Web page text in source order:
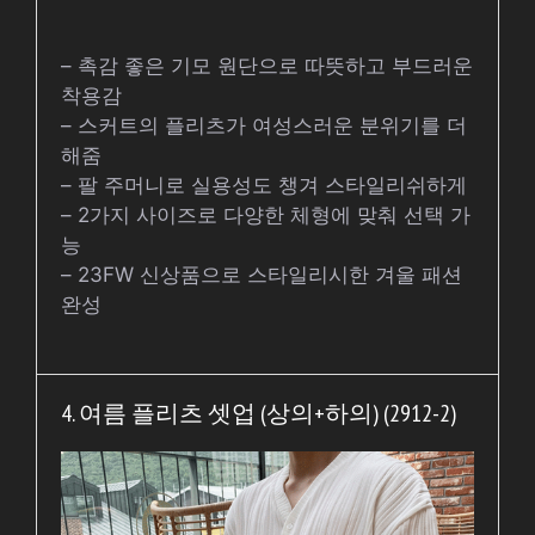
– 촉감 좋은 기모 원단으로 따뜻하고 부드러운
착용감
– 스커트의 플리츠가 여성스러운 분위기를 더
해줌
– 팔 주머니로 실용성도 챙겨 스타일리쉬하게
– 2가지 사이즈로 다양한 체형에 맞춰 선택 가
능
– 23FW 신상품으로 스타일리시한 겨울 패션
완성
4. 여름 플리츠 셋업 (상의+하의) (2912-2)